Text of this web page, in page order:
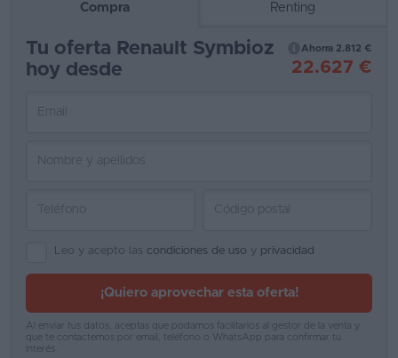
Guías
de
Favoritos
coche
Ventas
de
Compra Renting
Tu oferta Renault Symbioz
hoy desde
Ahorra 2.812 €
22.627 €
Leo y acepto las condiciones de uso y privacidad
¡Quiero aprovechar esta oferta!
Al enviar tus datos, aceptas que podamos facilitarlos al gestor de la venta y
que te contactemos por email, teléfono o WhatsApp para confirmar tu
interés.